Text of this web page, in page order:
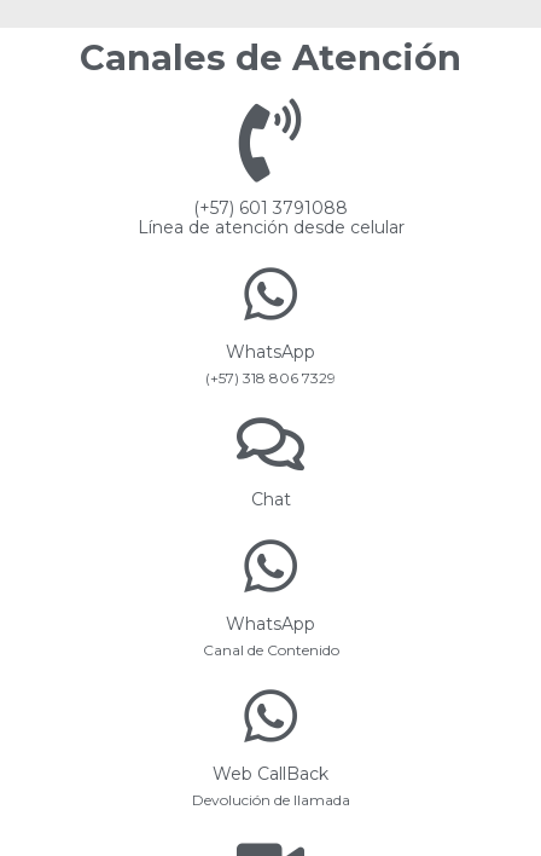
Canales de Atención
(+57) 601 3791088
Línea de atención desde celular
WhatsApp
(+57) 318 806 7329
Chat
WhatsApp
Canal de Contenido
Web CallBack
Devolución de llamada